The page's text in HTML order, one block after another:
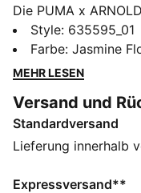
Die PUMA x
Golfkönig selbst
Arnold Palmer
Platz. Diese
Farbpaletten,
persönliche Details.
Golfplatz – diese
der wahren
Style: 635595_01
Farbe: Jasmine
MEHR LESEN
Versand und
Standardversand
Lieferung innerhalb
Expressversand**